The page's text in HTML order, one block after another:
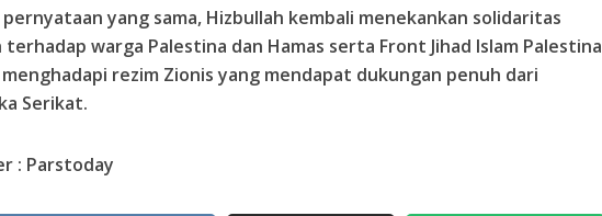
pernyataan yang sama, Hizbullah kembali menekankan solidaritas
terhadap warga Palestina dan Hamas serta Front Jihad Islam Palestina
menghadapi rezim Zionis yang mendapat dukungan penuh dari
Serikat.
: Parstoday